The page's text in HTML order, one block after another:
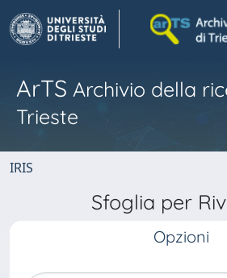
ArTS Archivio della
Trieste
IRIS
Sfoglia per
Opzioni